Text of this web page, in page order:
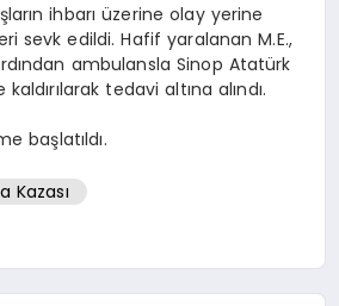
ihbarı üzerine olay yerine
sevk edildi. Hafif yaralanan M.E.,
ambulansla Sinop Atatürk
tedavi altına alındı.
başlatıldı.
Kazası